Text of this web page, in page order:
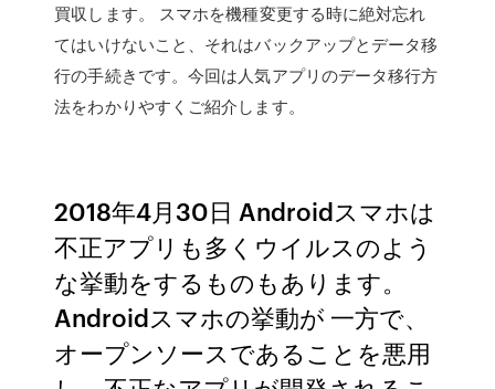
買収します。 スマホを機種変更する時に絶対忘れ
てはいけないこと、それはバックアップとデータ移
行の手続きです。今回は人気アプリのデータ移行方
法をわかりやすくご紹介します。
2018年4月30日 Androidスマホは
不正アプリも多くウイルスのよう
な挙動をするものもあります。
Androidスマホの挙動が 一方で、
オープンソースであることを悪用